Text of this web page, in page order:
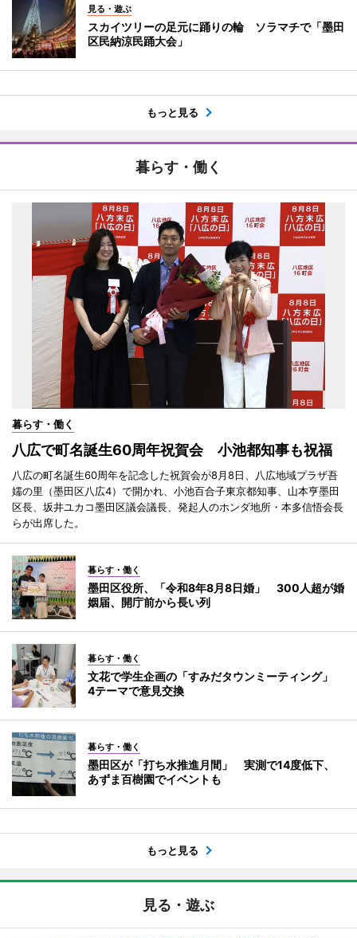
見る・遊ぶ
スカイツリーの足元に踊りの輪 ソラマチで「墨田
区民納涼民踊大会」
もっと見る
暮らす・働く
暮らす・働く
八広で町名誕生60周年祝賀会 小池都知事も祝福
八広の町名誕生60周年を記念した祝賀会が8月8日、八広地域プラザ吾
嬬の里（墨田区八広4）で開かれ、小池百合子東京都知事、山本亨墨田
区長、坂井ユカコ墨田区議会議長、発起人のホンダ地所・本多信悟会長
らが出席した。
暮らす・働く
墨田区役所、「令和8年8月8日婚」 300人超が婚
姻届、開庁前から長い列
暮らす・働く
文花で学生企画の「すみだタウンミーティング」
4テーマで意見交換
暮らす・働く
墨田区が「打ち水推進月間」 実測で14度低下、
あずま百樹園でイベントも
もっと見る
見る・遊ぶ